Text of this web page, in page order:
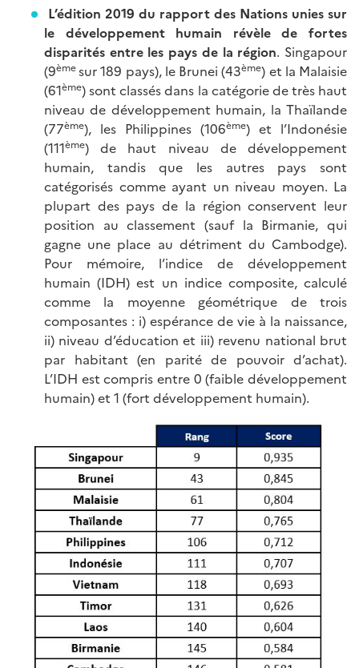
L’édition 2019 du rapport des Nations unies sur
le développement humain révèle de fortes
disparités entre les pays de la région. Singapour
(9èmesur 189 pays), le Brunei (43ème) et la Malaisie
(61ème) sont classés dans la catégorie de très haut
niveau de développement humain, la Thaïlande
(77ème), les Philippines (106ème) et l’Indonésie
(111ème) de haut niveau de développement
humain, tandis que les autres pays sont
catégorisés comme ayant un niveau moyen. La
plupart des pays de la région conservent leur
position au classement (sauf la Birmanie, qui
gagne une place au détriment du Cambodge).
Pour mémoire, l’indice de développement
humain (IDH) est un indice composite, calculé
comme la moyenne géométrique de trois
composantes : i) espérance de vie à la naissance,
ii) niveau d’éducation et iii) revenu national brut
par habitant (en parité de pouvoir d’achat).
L’IDH est compris entre 0 (faible développement
humain) et 1 (fort développement humain).